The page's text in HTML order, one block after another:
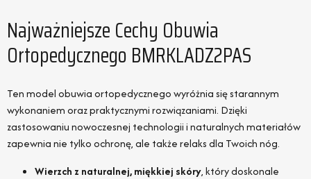
Najważniejsze Cechy Obuwia
Ortopedycznego BMRKLADZ2PAS
Ten model obuwia ortopedycznego wyróżnia się starannym
wykonaniem oraz praktycznymi rozwiązaniami. Dzięki
zastosowaniu nowoczesnej technologii i naturalnych materiałów
zapewnia nie tylko ochronę, ale także relaks dla Twoich nóg.
Wierzch z naturalnej, miękkiej skóry, który doskonale